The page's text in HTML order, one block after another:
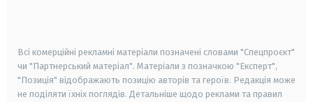
Всі комерційні рекламні матеріали позначені словами "Спецпроєкт"
чи "Партнерський матеріал". Матеріали з позначкою "Експерт",
"Позиція" відображають позицію авторів та героїв. Редакція може
не поділяти їхніх поглядів. Детальніше щодо реклами та правил